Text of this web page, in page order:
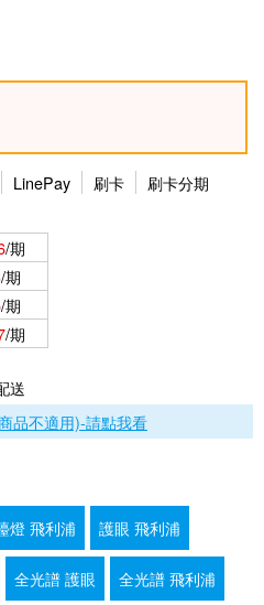
LinePay 刷卡 刷卡分期
/期
/期
/期
/期
送
品不適用)-請點我看
燈 飛利浦 護眼 飛利浦
全光譜 護眼 全光譜 飛利浦